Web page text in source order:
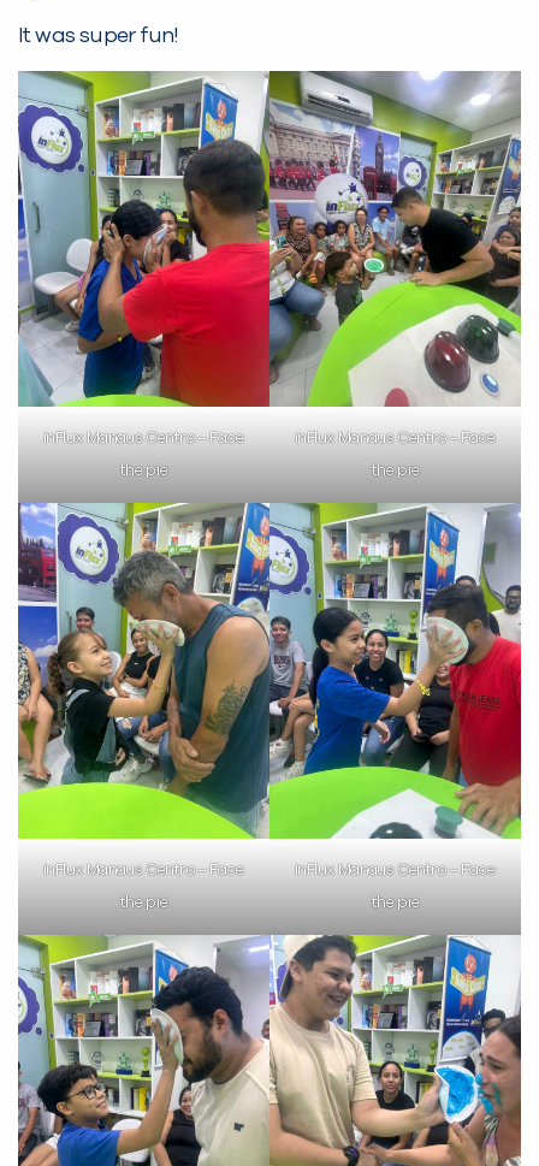
It was super fun!
inFlux Manaus Centro – Face
the pie
inFlux Manaus Centro – Face
the pie
inFlux Manaus Centro – Face
the pie
inFlux Manaus Centro – Face
the pie
Não encontramos nenhuma unidade
inFlux nesta cidade ou bairro que
você digitou.
Você é aluno inFlux?
Sim Não
VOLTAR